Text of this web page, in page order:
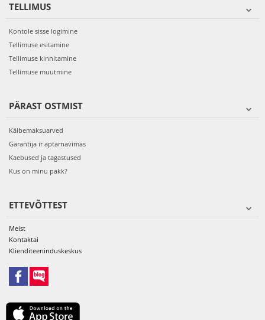
TELLIMUS
Kontole sisse logimine
Tellimuse esitamine
Tellimuse kinnitamine
Tellimuse muutmine
PÄRAST OSTMIST
Käibemaksuarved
Garantija ir aptarnavimas
Kaebused ja tagastused
Kus on minu pakk?
ETTEVÕTTEST
Meist
Kontaktai
Klienditeeninduskeskus